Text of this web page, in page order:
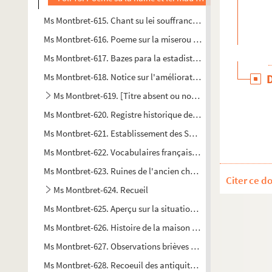
Ms Montbret-615. Chant su lei souffrance et la mort de
Ms Montbret-616. Poeme sur la miserou dei Jusiou a
Ms Montbret-617. Bazes para la estadistica del Peru
Ms Montbret-618. Notice sur l'amélioration des animaux
Ms Montbret-619. [Titre absent ou non renseigné]
Ms Montbret-620. Registre historique de la duché de Clèves,
Ms Montbret-621. Establissement des Sœurs de la Société
Ms Montbret-622. Vocabulaires français-mandingue et
Ms Montbret-623. Ruines de l'ancien château de Ludre et
Ms Montbret-624. Recueil
Ms Montbret-625. Aperçu sur la situation politique des États-
Ms Montbret-626. Histoire de la maison et des comtes de
Ms Montbret-627. Observations brièves et bien intentionnées,
Ms Montbret-628. Recoeuil des antiquitées de la ville et
Citer ce